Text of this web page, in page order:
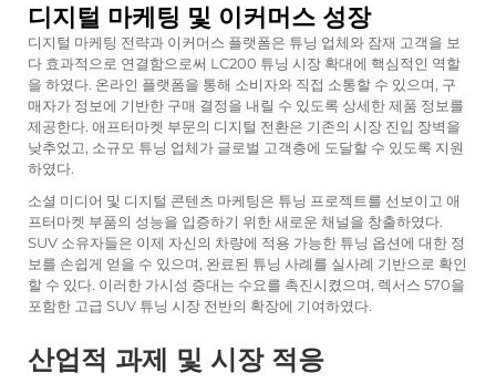
디지털 마케팅 및 이커머스 성장
디지털 마케팅 전략과 이커머스 플랫폼은 튜닝 업체와 잠재 고객을 보
다 효과적으로 연결함으로써 LC200 튜닝 시장 확대에 핵심적인 역할
을 하였다. 온라인 플랫폼을 통해 소비자와 직접 소통할 수 있으며, 구
매자가 정보에 기반한 구매 결정을 내릴 수 있도록 상세한 제품 정보를
제공한다. 애프터마켓 부문의 디지털 전환은 기존의 시장 진입 장벽을
낮추었고, 소규모 튜닝 업체가 글로벌 고객층에 도달할 수 있도록 지원
하였다.
소셜 미디어 및 디지털 콘텐츠 마케팅은 튜닝 프로젝트를 선보이고 애
프터마켓 부품의 성능을 입증하기 위한 새로운 채널을 창출하였다.
SUV 소유자들은 이제 자신의 차량에 적용 가능한 튜닝 옵션에 대한 정
보를 손쉽게 얻을 수 있으며, 완료된 튜닝 사례를 실사례 기반으로 확인
할 수 있다. 이러한 가시성 증대는 수요를 촉진시켰으며, 렉서스 570을
포함한 고급 SUV 튜닝 시장 전반의 확장에 기여하였다.
산업적 과제 및 시장 적응